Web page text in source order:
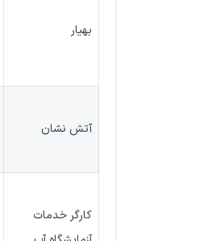
بهیار
آتش نشان
کارگر خدمات